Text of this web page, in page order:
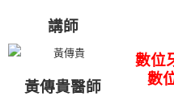
講師
數位
數
黃傳貴醫師